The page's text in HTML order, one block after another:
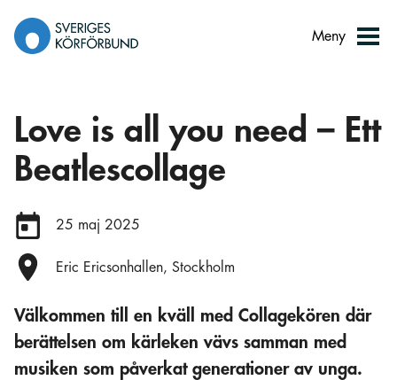
innehåll
Meny
Love is all you need – Ett
Beatlescollage
Datum:
25 maj 2025
Plats:
Eric Ericsonhallen, Stockholm
Välkommen till en kväll med Collagekören där
berättelsen om kärleken vävs samman med
musiken som påverkat generationer av unga.